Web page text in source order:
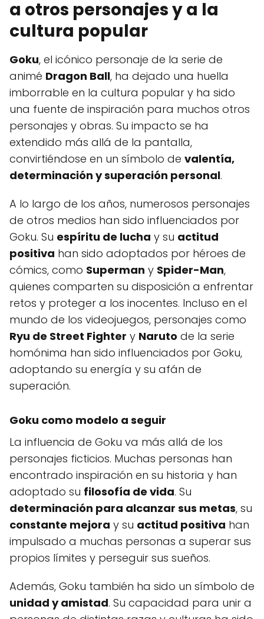
a otros personajes y a la
cultura popular
Goku, el icónico personaje de la serie de
animé Dragon Ball, ha dejado una huella
imborrable en la cultura popular y ha sido
una fuente de inspiración para muchos otros
personajes y obras. Su impacto se ha
extendido más allá de la pantalla,
convirtiéndose en un símbolo de valentía,
determinación y superación personal.
A lo largo de los años, numerosos personajes
de otros medios han sido influenciados por
Goku. Su espíritu de lucha y su actitud
positiva han sido adoptados por héroes de
cómics, como Superman y Spider-Man,
quienes comparten su disposición a enfrentar
retos y proteger a los inocentes. Incluso en el
mundo de los videojuegos, personajes como
Ryu de Street Fighter y Naruto de la serie
homónima han sido influenciados por Goku,
adoptando su energía y su afán de
superación.
Goku como modelo a seguir
La influencia de Goku va más allá de los
personajes ficticios. Muchas personas han
encontrado inspiración en su historia y han
adoptado su filosofía de vida. Su
determinación para alcanzar sus metas, su
constante mejora y su actitud positiva han
impulsado a muchas personas a superar sus
propios límites y perseguir sus sueños.
Además, Goku también ha sido un símbolo de
unidad y amistad. Su capacidad para unir a